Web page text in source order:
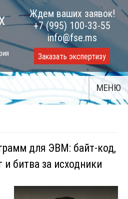
Ждем ваших заявок!
+7 (995) 100-33-55
info@fse.ms
Заказать экспертизу
МЕНЮ
для ЭВМ: байт-код,
и битва за исходники